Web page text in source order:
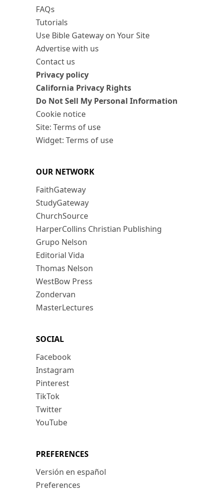
FAQs
Tutorials
Use Bible Gateway on Your Site
Advertise with us
Contact us
Privacy policy
California Privacy Rights
Do Not Sell My Personal Information
Cookie notice
Site: Terms of use
Widget: Terms of use
OUR NETWORK
FaithGateway
StudyGateway
ChurchSource
HarperCollins Christian Publishing
Grupo Nelson
Editorial Vida
Thomas Nelson
WestBow Press
Zondervan
MasterLectures
SOCIAL
Facebook
Instagram
Pinterest
TikTok
Twitter
YouTube
PREFERENCES
Versión en español
Preferences